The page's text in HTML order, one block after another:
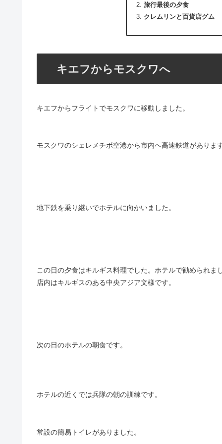
旅行最後の夕食
クレムリンと百貨店グム
キエフからモスクワへ
キエフからフライトでモスクワに移動しました。
モスクワのシェレメチボ空港から市内へ高速鉄道がありま
地下鉄を乗り継いでホテルに向かいました。
この日の夕食はキルギス料理でした。ホテルで勧められま
店内はキルギスのある中央アジア文様です。
次の日のホテルの朝食です。
ホテルの近くでは兵隊の朝の訓練です。
常設の簡易トイレがありました。